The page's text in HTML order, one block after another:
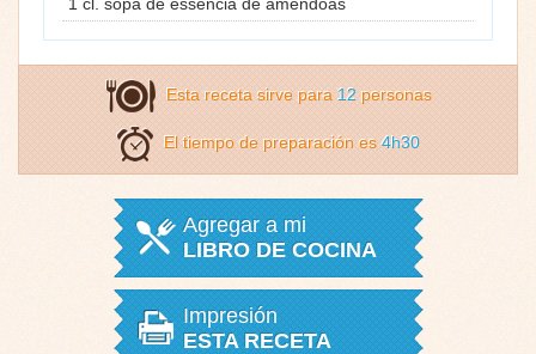
Esta receta sirve para 12 personas
El tiempo de preparación es4h30
Agregar a mi
LIBRO DE COCINA
Impresión
ESTA RECETA